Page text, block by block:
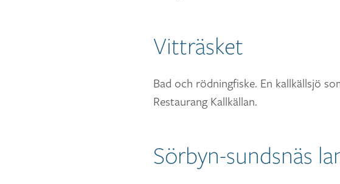
Vitträsket
Bad och rödningfiske. En kallkällsjö
Restaurang Kallkällan.
Sörbyn-sundsnäs